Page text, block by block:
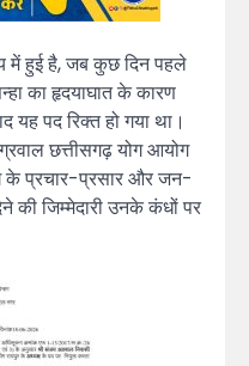
में हुई है, जब कुछ दिन पहले
का हृदयाघात के कारण
यह पद रिक्त हो गया था।
छत्तीसगढ़ योग आयोग
के प्रचार-प्रसार और जन-
की जिम्मेदारी उनके कंधों पर